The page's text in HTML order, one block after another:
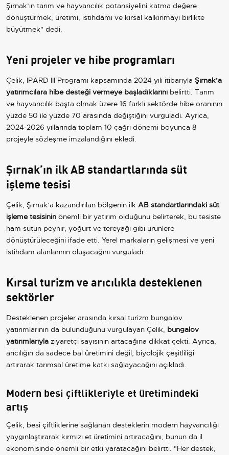
Şırnak’ın tarım ve hayvancılık potansiyelini katma değere
dönüştürmek, üretimi, istihdamı ve kırsal kalkınmayı birlikte
büyütmek" dedi.
Yeni projeler ve hibe programları
Çelik, IPARD III Programı kapsamında 2024 yılı itibarıyla Şırnak’a
yatırımcılara hibe desteği vermeye başladıklarını belirtti. Tarım
ve hayvancılık başta olmak üzere 16 farklı sektörde hibe oranının
yüzde 50 ile yüzde 70 arasında değiştiğini vurguladı. Ayrıca,
2024-2026 yıllarında toplam 10 çağrı dönemi boyunca 8
projeyle sözleşme imzalandığını ekledi.
Şırnak’ın ilk AB standartlarında süt
işleme tesisi
Çelik, Şırnak’a kazandırılan bölgenin ilk AB standartlarındaki süt
işleme tesisinin önemli bir yatırım olduğunu belirterek, bu tesiste
ham sütün peynir, yoğurt ve tereyağı gibi ürünlere
dönüştürüleceğini ifade etti. Yerel markaların gelişmesi ve yeni
istihdam alanlarının oluşacağını vurguladı.
Kırsal turizm ve arıcılıkla desteklenen
sektörler
Desteklenen projeler arasında kırsal turizm bungalov
yatırımlarının da bulunduğunu vurgulayan Çelik, bungalov
yatırımlarıyla ziyaretçi sayısının artacağına dikkat çekti. Ayrıca,
arıcılığın da sadece bal üretimini değil, biyolojik çeşitliliği
artırarak tarımsal üretime katkı sağlayacağını açıkladı.
Modern besi çiftlikleriyle et üretimindeki
artış
Çelik, besi çiftliklerine sağlanan desteklerin modern hayvancılığı
yaygınlaştırarak kırmızı et üretimini artıracağını, bunun da il
ekonomisinde önemli bir etki yaratacağını belirtti. "Her destek,